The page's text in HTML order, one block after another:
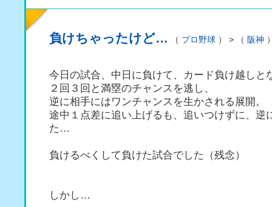
負けちゃったけど… （ プロ野球 ） > （ 阪神
今日の試合、中日に負けて、カード負け越し
２回３回と満塁のチャンスを逃し、
逆に相手にはワンチャンスを生かされる展開。
途中１点差に追い上げるも、追いつけずに、逆
た…
負けるべくして負けた試合でした（残念）
しかし…